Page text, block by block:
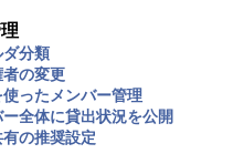
ダ分類
者の変更
使ったメンバー管理
ー全体に貸出状況を公開
の推奨設定